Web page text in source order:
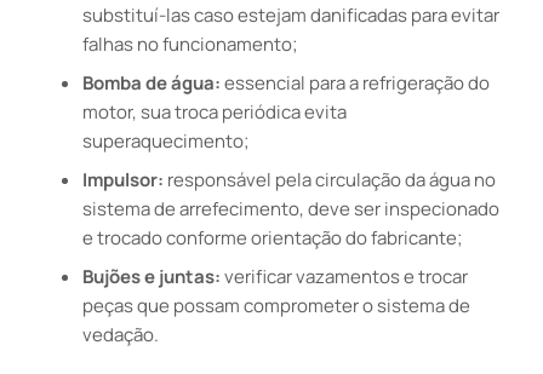
substituí-las caso estejam danificadas para evitar
falhas no funcionamento;
Bomba de água:essencial para a refrigeração do
motor, sua troca periódica evita
superaquecimento;
Impulsor: responsável pela circulação da água no
sistema de arrefecimento, deve ser inspecionado
e trocado conforme orientação do fabricante;
Bujões e juntas:verificar vazamentos e trocar
peças que possam comprometer o sistema de
vedação.